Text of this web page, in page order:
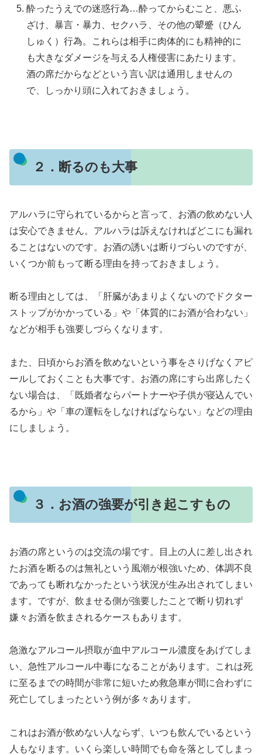
酔ったうえでの迷惑行為…酔ってからむこと、悪ふ
ざけ、暴言・暴力、セクハラ、その他の顰蹙（ひん
しゅく）行為。これらは相手に肉体的にも精神的に
も大きなダメージを与える人権侵害にあたります。
酒の席だからなどという言い訳は通用しませんの
で、しっかり頭に入れておきましょう。
２．断るのも大事
アルハラに守られているからと言って、お酒の飲めない人
は安心できません。アルハラは訴えなければどこにも漏れ
ることはないのです。お酒の誘いは断りづらいのですが、
いくつか前もって断る理由を持っておきましょう。
断る理由としては、「肝臓があまりよくないのでドクター
ストップがかかっている」や「体質的にお酒が合わない」
などが相手も強要しづらくなります。
また、日頃からお酒を飲めないという事をさりげなくアピ
ールしておくことも大事です。お酒の席にすら出席したく
ない場合は、「既婚者ならパートナーや子供が寝込んでい
るから」や「車の運転をしなければならない」などの理由
にしましょう。
３．お酒の強要が引き起こすもの
お酒の席というのは交流の場です。目上の人に差し出され
たお酒を断るのは無礼という風潮が根強いため、体調不良
であっても断れなかったという状況が生み出されてしまい
ます。ですが、飲ませる側が強要したことで断り切れず
嫌々お酒を飲まされるケースもあります。
急激なアルコール摂取が血中アルコール濃度をあげてしま
い、急性アルコール中毒になることがあります。これは死
に至るまでの時間が非常に短いため救急車が間に合わずに
死亡してしまったという例が多々あります。
これはお酒が飲めない人ならず、いつも飲んでいるという
人もなります。いくら楽しい時間でも命を落としてしまっ